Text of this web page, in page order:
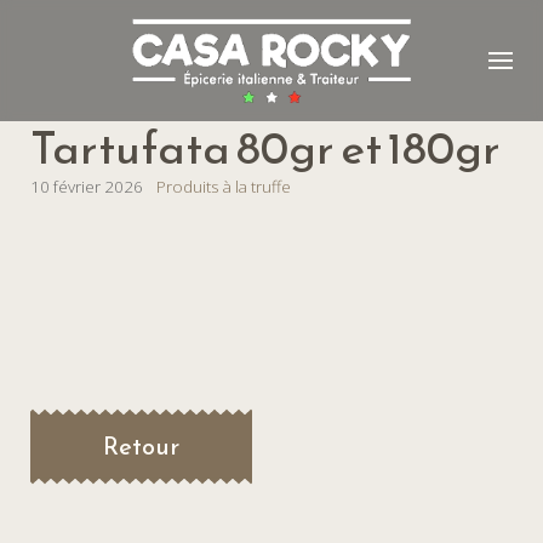
Tartufata 80gr et 180gr
10 février 2026 Produits à la truffe
Retour